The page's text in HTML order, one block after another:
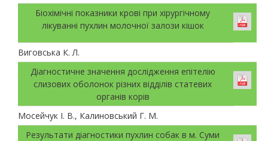
Біохімічні показники крові при хірургічному
лікуванні пухлин молочної залози кішок
Виговська К. Л.
Діагностичне значення дослідження епітелію
слизових оболонок різних відділів статевих
органів корів
Мосейчук І. В., Калиновський Г. М.
Результати діагностики пухлин собак в м. Суми